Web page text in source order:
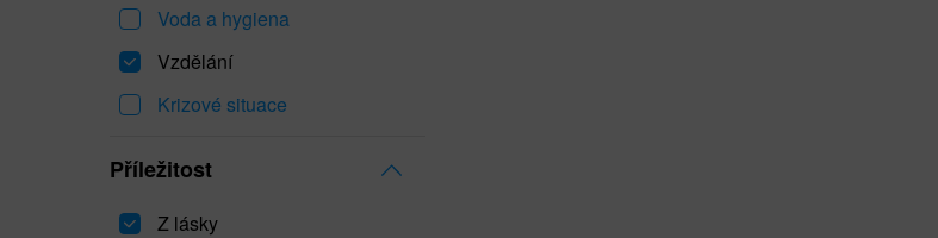
Voda a hygiena
Vzdělání
Krizové situace
Příležitost
Z lásky